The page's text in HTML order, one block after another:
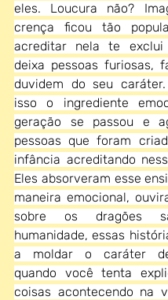
eles. Loucura não?
crença ficou tão
acreditar nela te exclui
deixa pessoas furiosas,
duvidem do seu
isso o ingrediente
geração se passou e
pessoas que foram
infância acreditando
Eles absorveram esse
maneira emocional,
sobre os dragões
humanidade, essas
a moldar o caráter
quando você tenta
coisas acontecendo na